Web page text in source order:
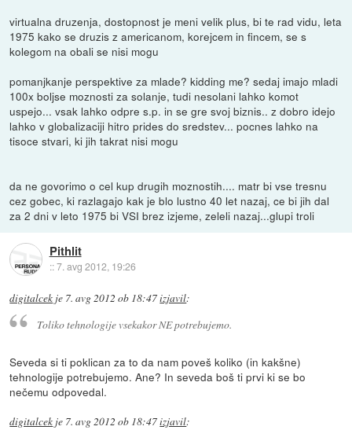
virtualna druzenja, dostopnost je meni velik plus, bi te rad vidu, leta
1975 kako se druzis z americanom, korejcem in fincem, se s
kolegom na obali se nisi mogu
pomanjkanje perspektive za mlade? kidding me? sedaj imajo mladi
100x boljse moznosti za solanje, tudi nesolani lahko komot
uspejo... vsak lahko odpre s.p. in se gre svoj biznis.. z dobro idejo
lahko v globalizaciji hitro prides do sredstev... pocnes lahko na
tisoce stvari, ki jih takrat nisi mogu
da ne govorimo o cel kup drugih moznostih.... matr bi vse tresnu
cez gobec, ki razlagajo kak je blo lustno 40 let nazaj, ce bi jih dal
za 2 dni v leto 1975 bi VSI brez izjeme, zeleli nazaj...glupi troli
Pithlit
::7. avg 2012, 19:26
digitalcek je 7. avg 2012 ob 18:47izjavil:
Toliko tehnologije vsekakor NE potrebujemo.
Seveda si ti poklican za to da nam poveš koliko (in kakšne)
tehnologije potrebujemo. Ane? In seveda boš ti prvi ki se bo
nečemu odpovedal.
digitalcek je 7. avg 2012 ob 18:47izjavil: